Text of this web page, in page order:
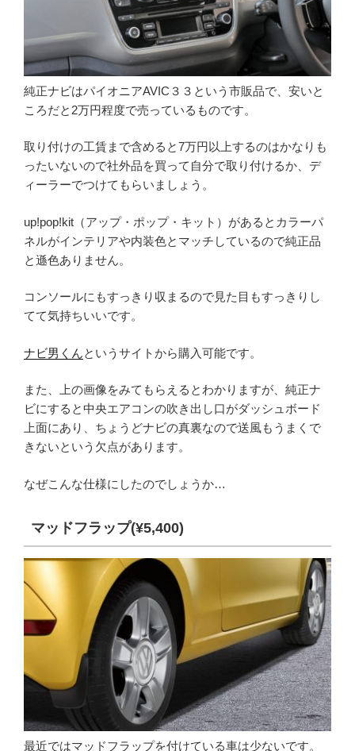
純正ナビはパイオニアAVIC３３という市販品で、安いと
ころだと2万円程度で売っているものです。
取り付けの工賃まで含めると7万円以上するのはかなりも
ったいないので社外品を買って自分で取り付けるか、デ
ィーラーでつけてもらいましょう。
up!pop!kit（アップ・ポップ・キット）があるとカラーパ
ネルがインテリアや内装色とマッチしているので純正品
と遜色ありません。
コンソールにもすっきり収まるので見た目もすっきりし
てて気持ちいいです。
ナビ男くんというサイトから購入可能です。
また、上の画像をみてもらえるとわかりますが、純正ナ
ビにすると中央エアコンの吹き出し口がダッシュボード
上面にあり、ちょうどナビの真裏なので送風もうまくで
きないという欠点があります。
なぜこんな仕様にしたのでしょうか…
マッドフラップ(¥5,400)
最近ではマッドフラップを付けている車は少ないです。